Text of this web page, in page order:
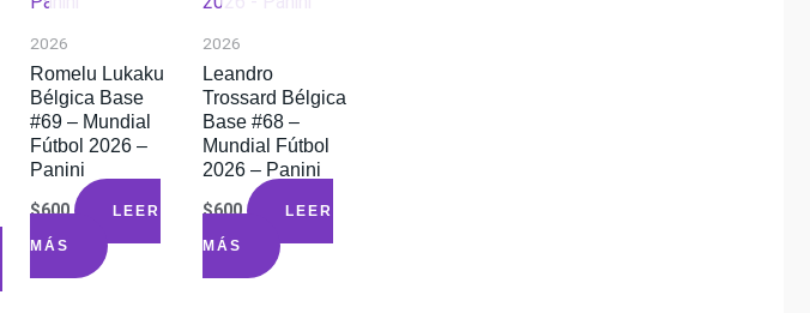
2026
Romelu Lukaku
Bélgica Base
#69 – Mundial
Fútbol 2026 –
Panini
$600 LEER
MÁS
2026
Leandro
Trossard Bélgica
Base #68 –
Mundial Fútbol
2026 – Panini
$600 LEER
MÁS